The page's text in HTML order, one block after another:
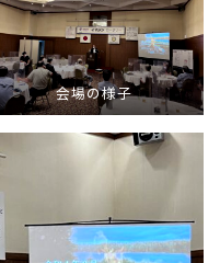
会場の様子